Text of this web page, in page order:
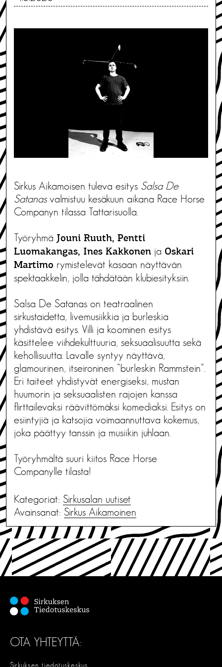
Sirkus Aikamoisen tuleva esitys Salsa De
Satanasvalmistuu kesäkuun aikana Race Horse
Companyn tilassa Tattarisuolla.
Työryhmä Jouni Ruuth, Pentti
Luomakangas, Ines Kakkonen ja Oskari
Martimo rymistelevät kasaan näyttävän
spektaakkelin, jolla tähdätään klubiesityksiin.
Salsa De Satanas on teatraalinen
sirkustaidetta, livemusiikkia ja burleskia
yhdistävä esitys. Villi ja koominen esitys
käsittelee viihdekulttuuria, seksuaalisuutta sekä
kehollisuutta. Lavalle syntyy näyttävä,
glamourinen, itseironinen ”burleskin Rammstein”.
Eri taiteet yhdistyvät energiseksi, mustan
huumorin ja seksuaalisten rajojen kanssa
flirttailevaksi räävittömäksi komediaksi. Esitys on
esiintyjiä ja katsojia voimaannuttava kokemus,
joka päättyy tanssin ja musiikin juhlaan.
Työryhmältä suuri kiitos Race Horse
Companylle tilasta!
Kategoriat: Sirkusalan uutiset
Avainsanat: Sirkus Aikamoinen
OTA YHTEYTTÄ:
Sirkuksen tiedotuskeskus